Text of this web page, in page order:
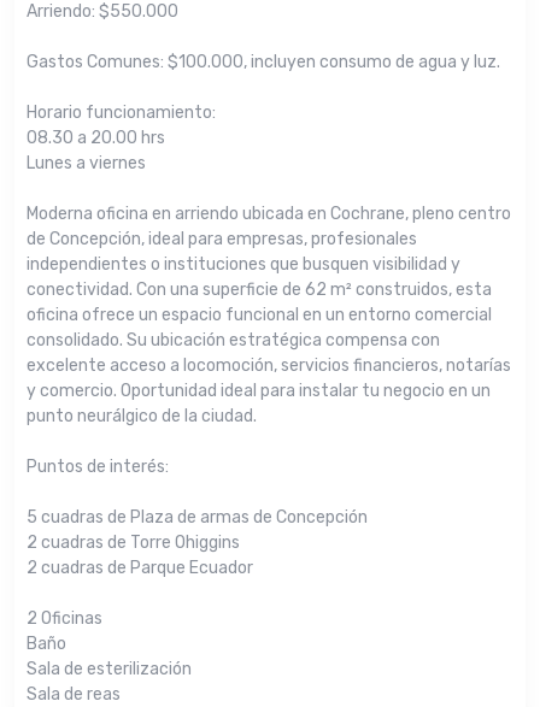
Arriendo: $550.000
Gastos Comunes: $100.000, incluyen consumo de agua y luz.
Horario funcionamiento:
08.30 a 20.00 hrs
Lunes a viernes
Moderna oficina en arriendo ubicada en Cochrane, pleno centro
de Concepción, ideal para empresas, profesionales
independientes o instituciones que busquen visibilidad y
conectividad. Con una superficie de 62 m² construidos, esta
oficina ofrece un espacio funcional en un entorno comercial
consolidado. Su ubicación estratégica compensa con
excelente acceso a locomoción, servicios financieros, notarías
y comercio. Oportunidad ideal para instalar tu negocio en un
punto neurálgico de la ciudad.
Puntos de interés:
5 cuadras de Plaza de armas de Concepción
2 cuadras de Torre Ohiggins
2 cuadras de Parque Ecuador
2 Oficinas
Baño
Sala de esterilización
Sala de reas